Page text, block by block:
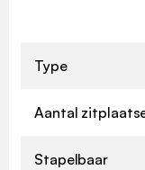
Type
Aantal
Stapelbaar